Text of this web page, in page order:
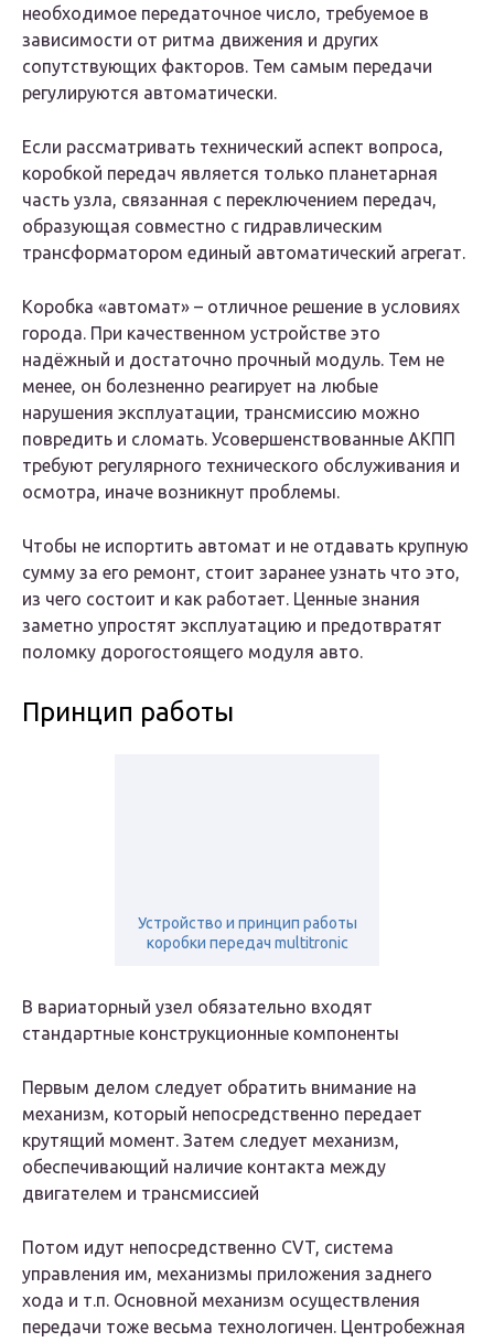
необходимое передаточное число, требуемое в
зависимости от ритма движения и других
сопутствующих факторов. Тем самым передачи
регулируются автоматически.
Если рассматривать технический аспект вопроса,
коробкой передач является только планетарная
часть узла, связанная с переключением передач,
образующая совместно с гидравлическим
трансформатором единый автоматический агрегат.
Коробка «автомат» – отличное решение в условиях
города. При качественном устройстве это
надёжный и достаточно прочный модуль. Тем не
менее, он болезненно реагирует на любые
нарушения эксплуатации, трансмиссию можно
повредить и сломать. Усовершенствованные АКПП
требуют регулярного технического обслуживания и
осмотра, иначе возникнут проблемы.
Чтобы не испортить автомат и не отдавать крупную
сумму за его ремонт, стоит заранее узнать что это,
из чего состоит и как работает. Ценные знания
заметно упростят эксплуатацию и предотвратят
поломку дорогостоящего модуля авто.
Принцип работы
Устройство и принцип работы
коробки передач multitronic
В вариаторный узел обязательно входят
стандартные конструкционные компоненты
Первым делом следует обратить внимание на
механизм, который непосредственно передает
крутящий момент. Затем следует механизм,
обеспечивающий наличие контакта между
двигателем и трансмиссией
Потом идут непосредственно CVT, система
управления им, механизмы приложения заднего
хода и т.п. Основной механизм осуществления
передачи тоже весьма технологичен. Центробежная